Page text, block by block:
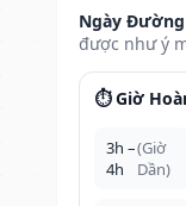
Ngày
được như ý
⏱️ Giờ
3h –
4h
(Giờ
Dần)